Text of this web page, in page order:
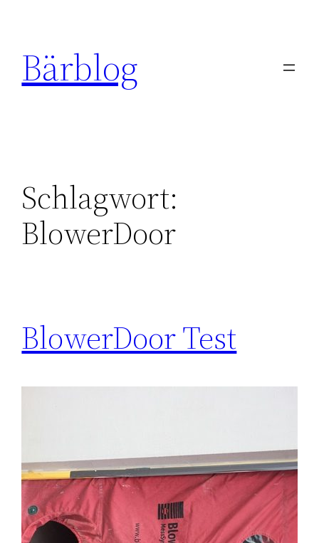
springen
Bärblog
Schlagwort:
BlowerDoor
BlowerDoor Test